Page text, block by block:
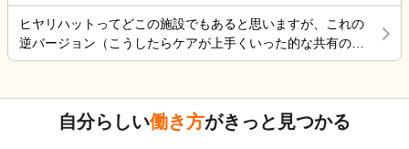
て、食事準備をする私の後にぴったりついて追いかけ回してくる時
は、強いストレスを感じてしまい、自分の心の余裕のなさを感じま
す。 細かいミスも多いです。同じことを繰り返さない工夫はしてい
ますが、あるミスをしなくなったら今度は違うミスをします。 仕事
は介護士自体を辞めた方がいいのか、同じ介護でも施設やサービス
ヒヤリハットってどこの施設でもあると思いますが、これの
逆バージョン（こうしたらケアが上手くいった的な共有の書
式）ってないですよね。あったらいいケアを共有できると思
遂記録ばかりって、すごくネガティブだと個人的に思いま
す。また、介護の世界って「できて当たり前」的な思考が強
自分らしい働き方がきっと見つかる